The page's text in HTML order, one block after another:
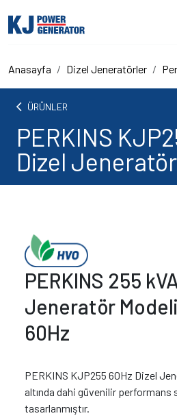
Anasayfa Dizel Jeneratörler
arrow_back_ios ÜRÜNLER
PERKINS
Dizel Jeneratör
PERKINS 255
Jeneratör
60Hz
PERKINS KJP255 60Hz Dizel
altında dahi güvenilir performans
tasarlanmıştır.